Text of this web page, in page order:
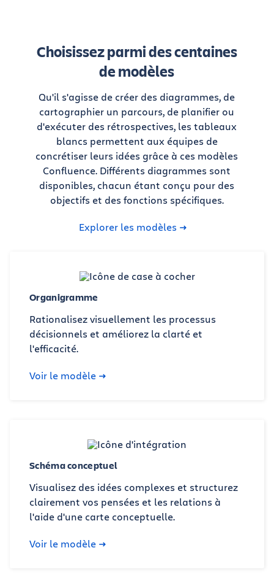
Choisissez parmi des centaines
de modèles
Qu'il s'agisse de créer des diagrammes, de
cartographier un parcours, de planifier ou
d'exécuter des rétrospectives, les tableaux
blancs permettent aux équipes de
concrétiser leurs idées grâce à ces modèles
Confluence. Différents diagrammes sont
disponibles, chacun étant conçu pour des
objectifs et des fonctions spécifiques.
Explorer les modèles
Organigramme
Rationalisez visuellement les processus
décisionnels et améliorez la clarté et
l'efficacité.
Voir le modèle
Schéma conceptuel
Visualisez des idées complexes et structurez
clairement vos pensées et les relations à
l'aide d'une carte conceptuelle.
Voir le modèle